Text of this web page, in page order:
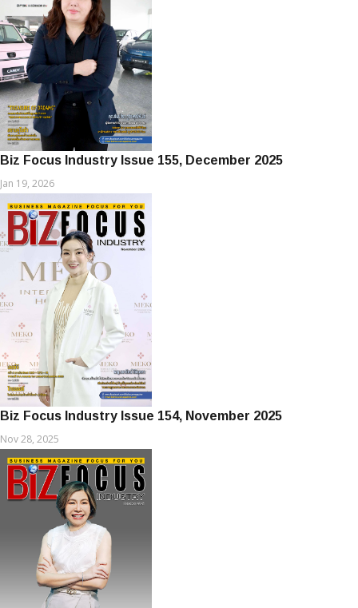
Biz Focus Industry Issue 155, December 2025
Jan 19, 2026
Biz Focus Industry Issue 154, November 2025
Nov 28, 2025